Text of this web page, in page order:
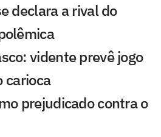
declara a rival do
vidente prevê jogo
carioca
prejudicado contra o